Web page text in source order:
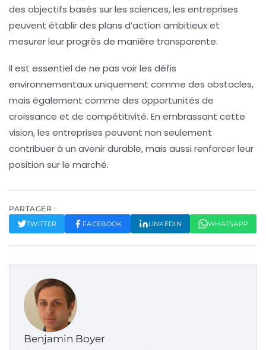
des objectifs basés sur les sciences, les entreprises
peuvent établir des plans d’action ambitieuxet
mesurer leur progrès de manière transparente.
Il est essentiel de ne pas voir les défis
environnementaux uniquement comme des obstacles,
mais également comme des opportunités de
croissance et de compétitivité. En embrassant cette
vision, les entreprises peuvent non seulement
contribuer à un avenir durable, mais aussi renforcer leur
position sur le marché.
PARTAGER :
TWITTER FACEBOOK LINKEDIN WHATSAPP
Benjamin Boyer